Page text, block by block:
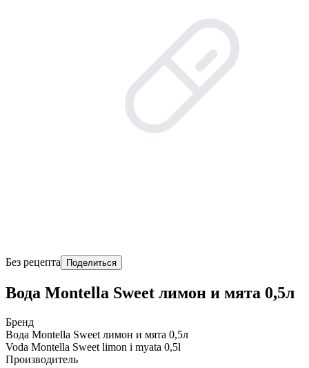
Без рецепта Поделиться
Вода Montella Sweet лимон и мята 0,5л
Бренд
Вода Montella Sweet лимон и мята 0,5л
Voda Montella Sweet limon i myata 0,5l
Производитель